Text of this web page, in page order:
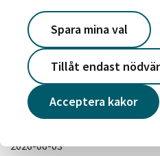
Acceptera kakor
Spara mina val
Tillåt endast
SENASTE NYTT
2026-07-06
Stora energiinvesteringar
teknik i Märsta
Läs mer
2026-06-03